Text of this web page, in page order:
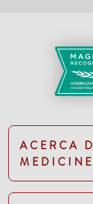
ACERCA